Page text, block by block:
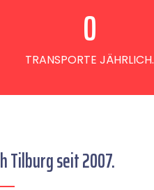
TRANSPORTE JÄHRLICH.
0
Tilburg seit 2007.